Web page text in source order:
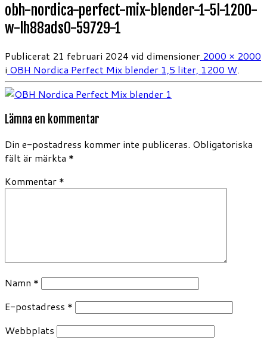
obh-nordica-perfect-mix-blender-1-5l-1200-
w-lh88ads0-59729-1
Publicerat 21 februari 2024 vid dimensioner 2000 × 2000
i OBH Nordica Perfect Mix blender 1,5 liter, 1200 W.
Lämna en kommentar
Din e-postadress kommer inte publiceras. Obligatoriska
fält är märkta *
Kommentar *
Namn *
E-postadress *
Webbplats